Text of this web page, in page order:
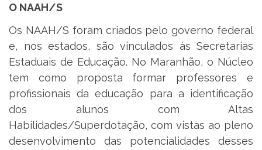
O NAAH/S
Os NAAH/S foram criados pelo governo federal
e, nos estados, são vinculados às Secretarias
Estaduais de Educação. No Maranhão, o Núcleo
tem como proposta formar professores e
profissionais da educação para a identificação
dos alunos com Altas
Habilidades/Superdotação, com vistas ao pleno
desenvolvimento das potencialidades desses